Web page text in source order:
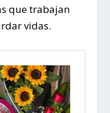
que trabajan
vidas.